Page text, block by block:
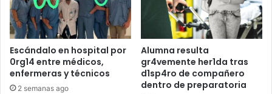
Escándalo en hospital por
0rg14 entre médicos,
enfermeras y técnicos
2 semanas ago
Alumna resulta
gr4vemente her1da tras
d1sp4ro de compañero
dentro de preparatoria